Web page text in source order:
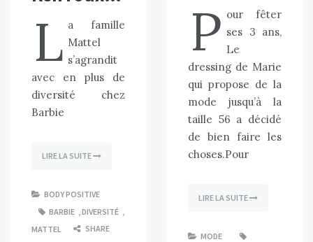
L a famille
Mattel
s’agrandit
avec en plus de
diversité chez
Barbie
LIRE LA SUITE
BODY POSITIVE
BARBIE
DIVERSITÉ
MATTEL
SHARE
P our fêter
ses 3 ans,
Le
dressing de Marie
qui propose de la
mode jusqu’à la
taille 56 a décidé
de bien faire les
choses.Pour
LIRE LA SUITE
MODE